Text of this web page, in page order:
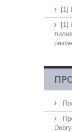
[1]
[1]